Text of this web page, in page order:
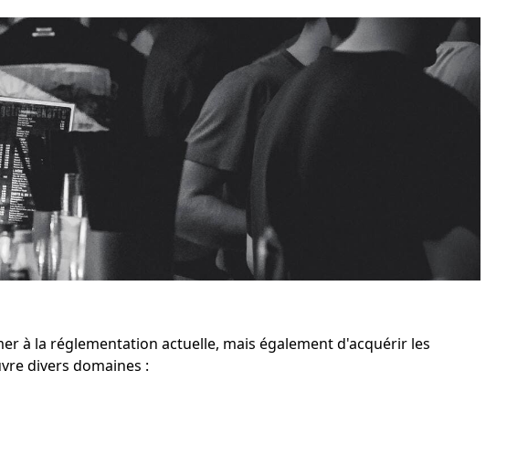
à la réglementation actuelle, mais également d'acquérir les
divers domaines :